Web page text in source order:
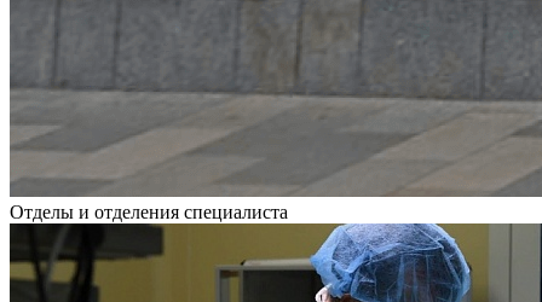
Отделы и отделения специалиста